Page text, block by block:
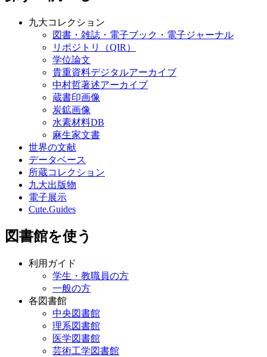
九大コレクション
図書・雑誌・電子ブック・電子ジャーナル
リポジトリ（QIR）
学位論文
貴重資料デジタルアーカイブ
中村哲著述アーカイブ
蔵書印画像
炭鉱画像
水素材料DB
麻生家文書
世界の文献
データベース
所蔵コレクション
九大出版物
電子展示
Cute.Guides
図書館を使う
利用ガイド
学生・教職員の方
一般の方
各図書館
中央図書館
理系図書館
医学図書館
芸術工学図書館